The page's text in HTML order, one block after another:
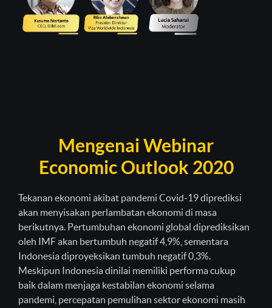
Mengenai Webinar
Economic Outlook 2020
Tekanan ekonomi akibat pandemi Covid-19 diprediksi
akan menyisakan perlambatan ekonomi di masa
berikutnya. Pertumbuhan ekonomi global diprediksikan
oleh IMF akan bertumbuh negatif 4,9%, sementara
Indonesia diproyeksikan tumbuh negatif 0,3%.
Meskipun Indonesia dinilai memiliki performa cukup
baik dalam menjaga kestabilan ekonomi selama
pandemi, percepatan pemulihan sektor ekonomi masih